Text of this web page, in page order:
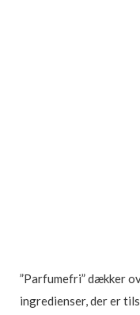
”Parfumefri” dækker
ingredienser, der er